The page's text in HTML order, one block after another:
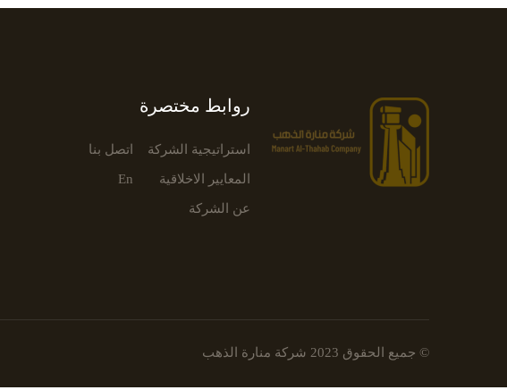
روابط مختصرة
استراتيجية الشركة
المعايير الاخلاقية
عن الشركة
اتصل بنا
En
© جميع الحقوق 2023 شركة منارة الذهب